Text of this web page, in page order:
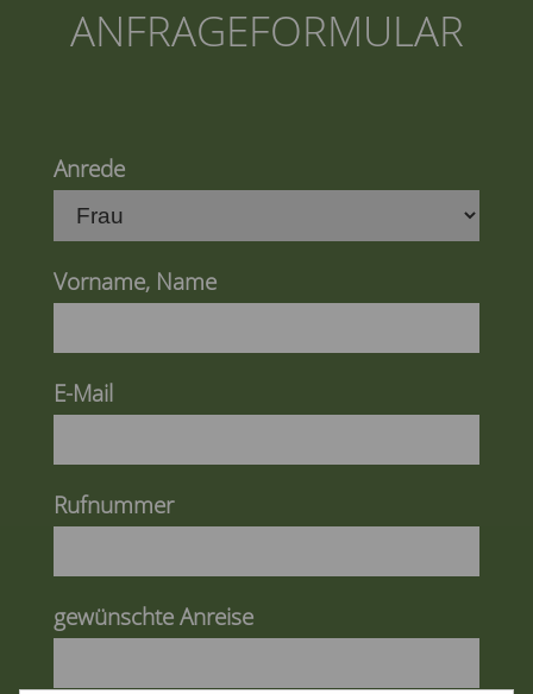
ANFRAGEFORMULAR
Anrede
Vorname, Name
E-Mail
Rufnummer
gewünschte Anreise